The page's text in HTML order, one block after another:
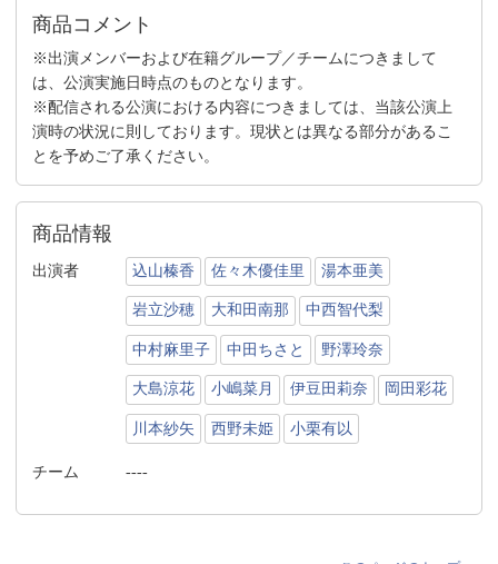
商品コメント
※出演メンバーおよび在籍グループ／チームにつきまして
は、公演実施日時点のものとなります。
※配信される公演における内容につきましては、当該公演上
演時の状況に則しております。現状とは異なる部分があるこ
とを予めご了承ください。
商品情報
出演者 込山榛香 佐々木優佳里 湯本亜美
岩立沙穂 大和田南那 中西智代梨
中村麻里子 中田ちさと 野澤玲奈
大島涼花 小嶋菜月 伊豆田莉奈 岡田彩花
川本紗矢 西野未姫 小栗有以
チーム ----